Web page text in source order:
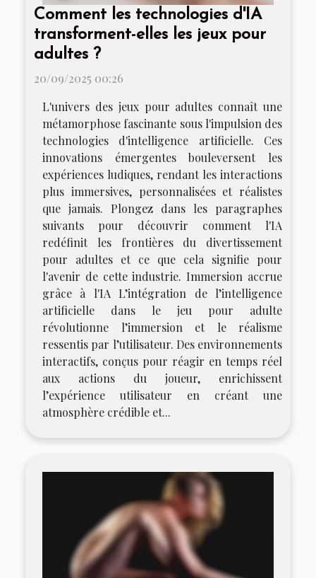
Comment les technologies d'IA
transforment-elles les jeux pour
adultes ?
20/09/2025 00:26
L'univers des jeux pour adultes connaît une
métamorphose fascinante sous l'impulsion des
technologies d'intelligence artificielle. Ces
innovations émergentes bouleversent les
expériences ludiques, rendant les interactions
plus immersives, personnalisées et réalistes
que jamais. Plongez dans les paragraphes
suivants pour découvrir comment l'IA
redéfinit les frontières du divertissement
pour adultes et ce que cela signifie pour
l'avenir de cette industrie. Immersion accrue
grâce à l'IA L’intégration de l’intelligence
artificielle dans le jeu pour adulte
révolutionne l’immersion et le réalisme
ressentis par l’utilisateur. Des environnements
interactifs, conçus pour réagir en temps réel
aux actions du joueur, enrichissent
l’expérience utilisateur en créant une
atmosphère crédible et...